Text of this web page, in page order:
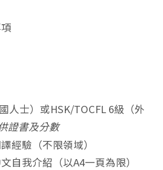
人士）或HSK/TOCFL 6級（外
證書及分數
經驗（不限領域）
自我介紹（以A4一頁為限）